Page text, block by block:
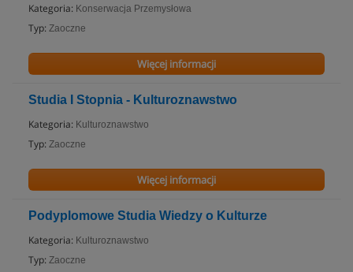
Kategoria: Konserwacja Przemysłowa
Typ: Zaoczne
Więcej informacji
Studia I Stopnia - Kulturoznawstwo
Kategoria: Kulturoznawstwo
Typ: Zaoczne
Więcej informacji
Podyplomowe Studia Wiedzy o Kulturze
Kategoria: Kulturoznawstwo
Typ: Zaoczne